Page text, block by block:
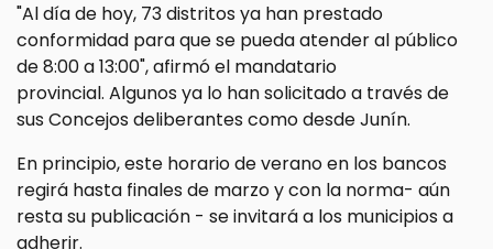
"Al día de hoy, 73 distritos ya han prestado
conformidad para que se pueda atender al público
de 8:00 a 13:00", afirmó el mandatario
provincial. Algunos ya lo han solicitado a través de
sus Concejos deliberantes como desde Junín.
En principio, este horario de verano en los bancos
regirá hasta finales de marzo y con la norma- aún
resta su publicación - se invitará a los municipios a
adherir.